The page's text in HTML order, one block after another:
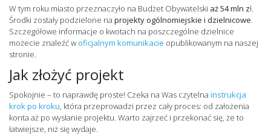
W tym roku miasto przeznaczyło na Budżet Obywatelski aż 54 mln zł.
Środki zostały podzielone na projekty ogólnomiejskie i dzielnicowe.
Szczegółowe informacje o kwotach na poszczególne dzielnice
możecie znaleźć woficjalnym komunikacie opublikowanym na naszej
stronie.
Jak złożyć projekt
Spokojnie – to naprawdę proste! Czeka na Was czytelna instrukcja
krok po kroku, która przeprowadzi przez cały proces: od założenia
konta aż po wysłanie projektu. Warto zajrzeć i przekonać się, że to
łatwiejsze, niż się wydaje.